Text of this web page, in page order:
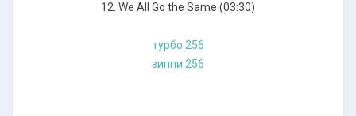
12. We All Go the Same (03:30)
турбо 256
зиппи 256